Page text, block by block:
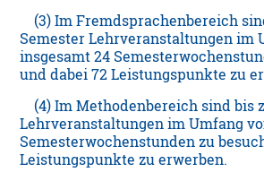
(3) Im Fremdsprachenbereich
Semester Lehrveranstaltungen im
insgesamt 24
und dabei 72 Leistungspunkte zu
(4) Im Methodenbereich sind bis
Lehrveranstaltungen im Umfang
Semesterwochenstunden zu
Leistungspunkte zu erwerben.